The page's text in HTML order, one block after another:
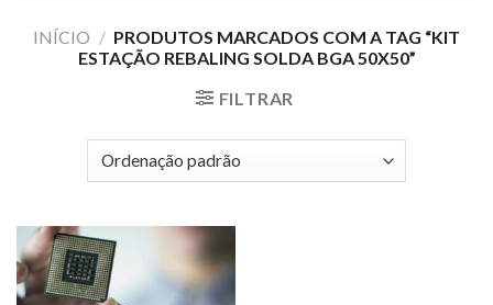
INÍCIO / PRODUTOS MARCADOS COM A TAG “KIT
ESTAÇÃO REBALING SOLDA BGA 50X50”
FILTRAR